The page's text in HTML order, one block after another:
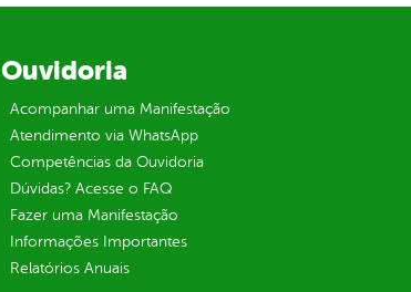
Ouvidoria
Acompanhar uma Manifestação
Atendimento via WhatsApp
Competências da Ouvidoria
Dúvidas? Acesse o FAQ
Fazer uma Manifestação
Informações Importantes
Relatórios Anuais